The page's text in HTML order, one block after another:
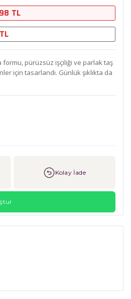
TL
formu, pürüzsüz işçiliği ve parlak taş
için tasarlandı. Günlük şıklıkta da
Kolay İade